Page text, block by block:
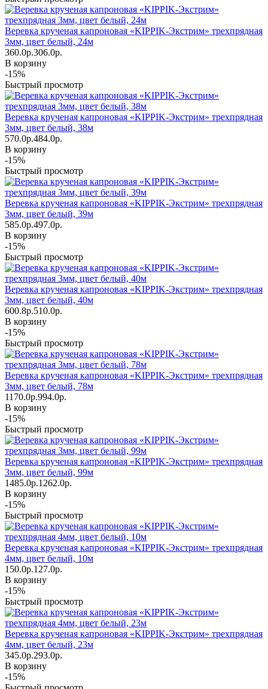
Веревка крученая капроновая «KIPPIK-Экстрим» трехпрядная
3мм, цвет белый, 24м
360.0р.306.0р.
В корзину
-15%
Быстрый просмотр
Веревка крученая капроновая «KIPPIK-Экстрим» трехпрядная
3мм, цвет белый, 38м
570.0р.484.0р.
В корзину
-15%
Быстрый просмотр
Веревка крученая капроновая «KIPPIK-Экстрим» трехпрядная
3мм, цвет белый, 39м
585.0р.497.0р.
В корзину
-15%
Быстрый просмотр
Веревка крученая капроновая «KIPPIK-Экстрим» трехпрядная
3мм, цвет белый, 40м
600.8р.510.0р.
В корзину
-15%
Быстрый просмотр
Веревка крученая капроновая «KIPPIK-Экстрим» трехпрядная
3мм, цвет белый, 78м
1170.0р.994.0р.
В корзину
-15%
Быстрый просмотр
Веревка крученая капроновая «KIPPIK-Экстрим» трехпрядная
3мм, цвет белый, 99м
1485.0р.1262.0р.
В корзину
-15%
Быстрый просмотр
Веревка крученая капроновая «KIPPIK-Экстрим» трехпрядная
4мм, цвет белый, 10м
150.0р.127.0р.
В корзину
-15%
Быстрый просмотр
Веревка крученая капроновая «KIPPIK-Экстрим» трехпрядная
4мм, цвет белый, 23м
345.0р.293.0р.
В корзину
-15%